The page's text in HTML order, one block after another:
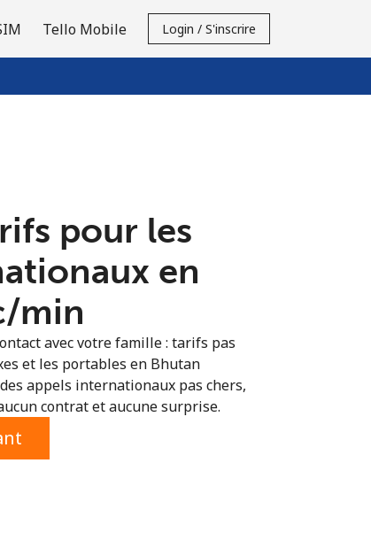
Tello Mobile Login / S'inscrire
pour les
en
min
avec votre famille : tarifs pas
et les portables en Bhutan
appels internationaux pas chers,
contrat et aucune surprise.